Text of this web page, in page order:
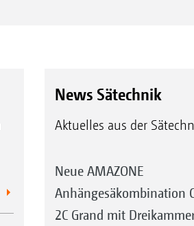
News Sätechnik
Aktuelles aus der
Neue AMAZONE
Anhängesäkombination
2C Grand mit